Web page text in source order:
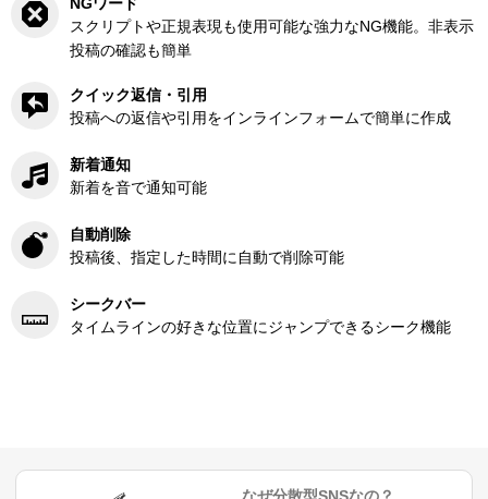
スクリプトや正規表現も使用可能な強力なNG機能。非表示
投稿の確認も簡単
クイック返信・引用
投稿への返信や引用をインラインフォームで簡単に作成
新着通知
新着を音で通知可能
自動削除
投稿後、指定した時間に自動で削除可能
シークバー
タイムラインの好きな位置にジャンプできるシーク機能
なぜ分散型SNSなの？